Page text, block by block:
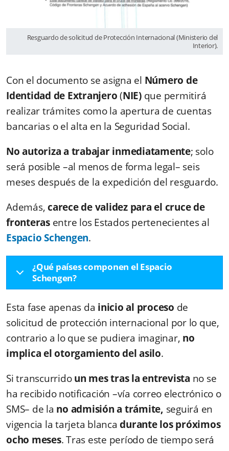
Resguardo de solicitud de Protección Internacional (Ministerio del
Interior).
Con el documento se asigna el Número de
Identidad de Extranjero(NIE) que permitirá
realizar trámites como la apertura de cuentas
bancarias o el alta en la Seguridad Social.
No autoriza a trabajar inmediatamente; solo
será posible –al menos de forma legal– seis
meses después de la expedición del resguardo.
Además,carece de validez para el cruce de
fronterasentre los Estados pertenecientes al
Espacio Schengen.
¿Qué países componen el Espacio
Schengen?
Esta fase apenas da inicio al proceso de
solicitud de protección internacional por lo que,
contrario a lo que se pudiera imaginar, no
implica el otorgamiento del asilo.
Si transcurridoun mes tras la entrevista no se
ha recibido notificación –vía correo electrónico o
SMS– de la no admisión a trámite, seguirá en
vigencia la tarjeta blancadurante los próximos
ocho meses. Tras este período de tiempo será